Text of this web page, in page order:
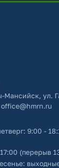
Мансийск, ул.
office@hmrn.ru
9:00 -
(перерыв